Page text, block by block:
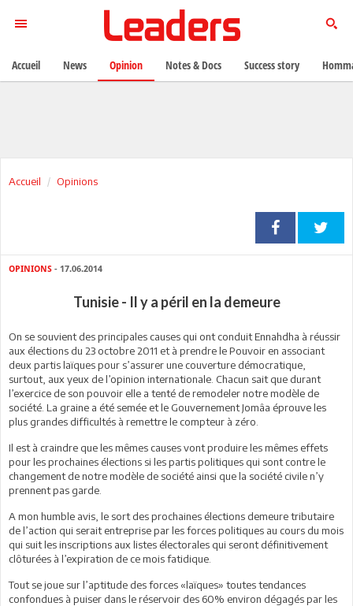
Accueil Opinions
OPINIONS - 17.06.2014
Tunisie - Il y a péril en la demeure
On se souvient des principales causes qui ont conduit Ennahdha à réussir
aux élections du 23 octobre 2011 et à prendre le Pouvoir en associant
deux partis laïques pour s’assurer une couverture démocratique,
surtout, aux yeux de l’opinion internationale. Chacun sait que durant
l’exercice de son pouvoir elle a tenté de remodeler notre modèle de
société. La graine a été semée et le Gouvernement Jomâa éprouve les
plus grandes difficultés à remettre le compteur à zéro.
Il est à craindre que les mêmes causes vont produire les mêmes effets
pour les prochaines élections si les partis politiques qui sont contre le
changement de notre modèle de société ainsi que la société civile n’y
prennent pas garde.
A mon humble avis, le sort des prochaines élections demeure tributaire
de l’action qui serait entreprise par les forces politiques au cours du mois
qui suit les inscriptions aux listes électorales qui seront définitivement
clôturées à l’expiration de ce mois fatidique.
Tout se joue sur l’aptitude des forces «laïques» toutes tendances
confondues à puiser dans le réservoir des 60% environ dégagés par les
Accueil News Opinion Notes & Docs Success story